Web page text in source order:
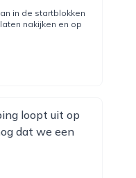
in de startblokken
nakijken en op
loopt uit op
dat we een